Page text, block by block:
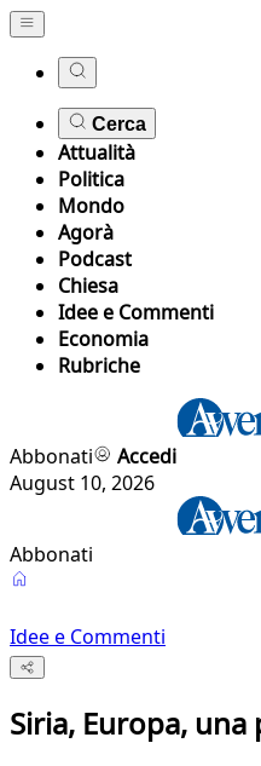
Cerca
Attualità
Politica
Mondo
Agorà
Podcast
Chiesa
Idee e Commenti
Economia
Rubriche
Abbonati
Accedi
August 10, 2026
Abbonati
Idee e Commenti
Siria, Europa,